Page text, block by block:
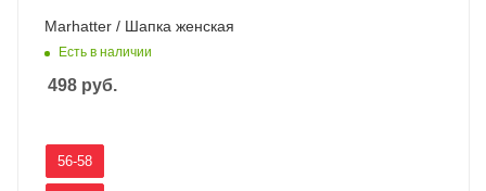
Marhatter / Шапка женская
Есть в наличии
498 руб.
56-58